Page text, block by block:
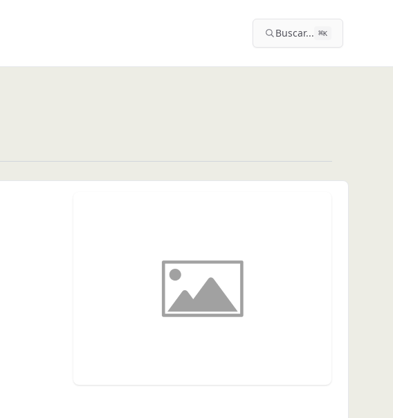
Buscar... ⌘K